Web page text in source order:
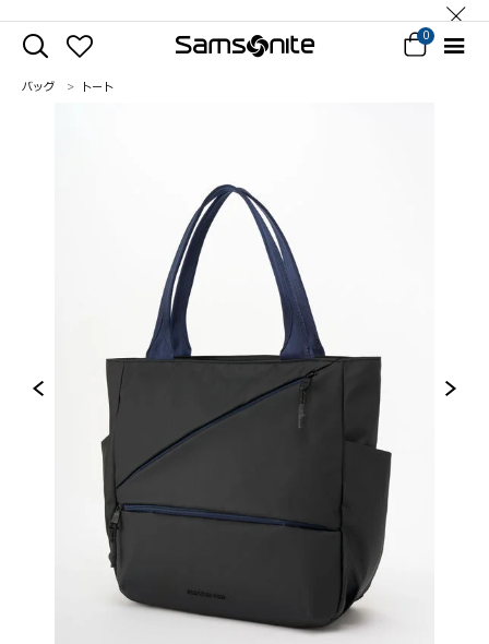
0
バッグ トート